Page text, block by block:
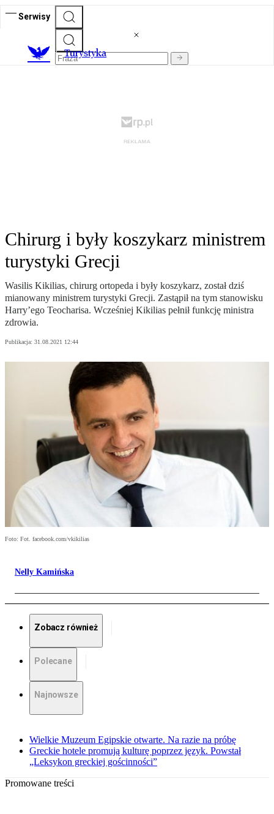
Serwisy
Turystyka
Chirurg i były koszykarz ministrem
turystyki Grecji
Wasilis Kikilias, chirurg ortopeda i były koszykarz, został dziś
mianowany ministrem turystyki Grecji. Zastąpił na tym stanowisku
Harry’ego Teocharisa. Wcześniej Kikilias pełnił funkcję ministra
zdrowia.
Publikacja: 31.08.2021 12:44
Foto: Fot. facebook.com/vkikilias
Nelly Kamińska
Zobacz również
Polecane
Najnowsze
Wielkie Muzeum Egipskie otwarte. Na razie na próbę
Greckie hotele promują kulturę poprzez język. Powstał
„Leksykon greckiej gościnności”
Promowane treści